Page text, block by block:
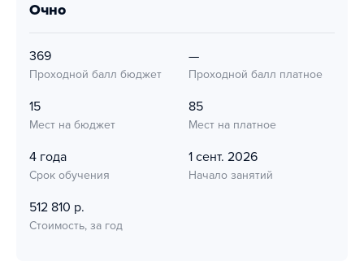
очно
369
Проходной балл бюджет
—
Проходной балл платное
15
Мест на бюджет
85
Мест на платное
4 года
Срок обучения
1 сент. 2026
Начало занятий
512 810 р.
Стоимость, за год